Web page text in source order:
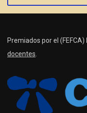
Premiados por el (FEFCA)
docentes